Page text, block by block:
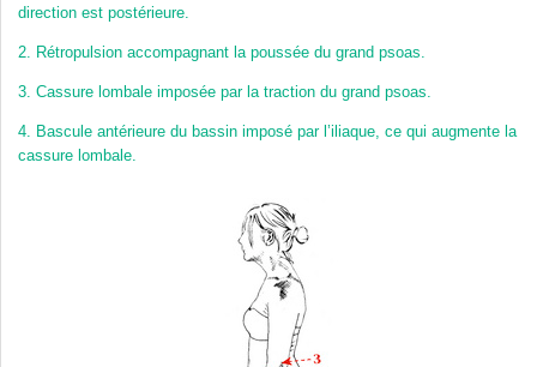
direction est postérieure.
2. Rétropulsion accompagnant la poussée du grand psoas.
3. Cassure lombale imposée par la traction du grand psoas.
4. Bascule antérieure du bassin imposé par l’iliaque, ce qui augmente la
cassure lombale.